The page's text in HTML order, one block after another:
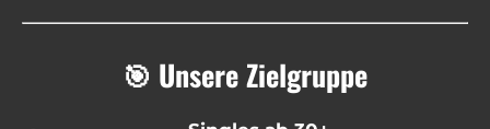
🎯 Unsere Zielgruppe